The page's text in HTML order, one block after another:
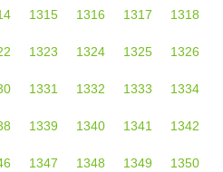
1315 1316 1317 1318
1323 1324 1325 1326
1331 1332 1333 1334
1339 1340 1341 1342
1347 1348 1349 1350